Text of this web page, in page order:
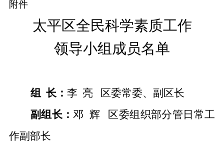
附件
太平区全民科学素质工作
领导小组成员名单
组 长： 李 亮 区委常委、 副区长
副组长：邓 辉
区委组织部分管日常工
作副部长